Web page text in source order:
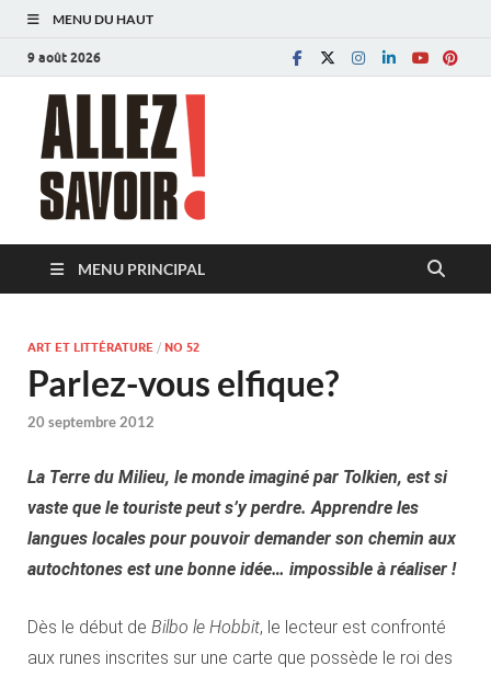
MENU DU HAUT
9 août 2026
MENU PRINCIPAL
ART ET LITTÉRATURE / NO 52
Parlez-vous elfique?
20 septembre 2012
La Terre du Milieu, le monde imaginé par Tolkien, est si
vaste que le touriste peut s’y perdre. Apprendre les
langues locales pour pouvoir demander son chemin aux
autochtones est une bonne idée… impossible à réaliser !
Dès le début de Bilbo le Hobbit, le lecteur est confronté
aux runes inscrites sur une carte que possède le roi des